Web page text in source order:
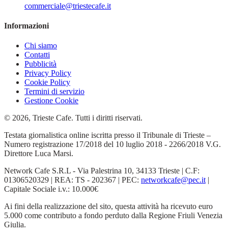
commerciale@triestecafe.it
Informazioni
Chi siamo
Contatti
Pubblicità
Privacy Policy
Cookie Policy
Termini di servizio
Gestione Cookie
© 2026, Trieste Cafe. Tutti i diritti riservati.
Testata giornalistica online iscritta presso il Tribunale di Trieste –
Numero registrazione 17/2018 del 10 luglio 2018 - 2266/2018 V.G.
Direttore Luca Marsi.
Network Cafe S.R.L - Via Palestrina 10, 34133 Trieste | C.F:
01306520329 | REA: TS - 202367 | PEC: networkcafe@pec.it|
Capitale Sociale i.v.: 10.000€
Ai fini della realizzazione del sito, questa attività ha ricevuto euro
5.000 come contributo a fondo perduto dalla Regione Friuli Venezia
Giulia.